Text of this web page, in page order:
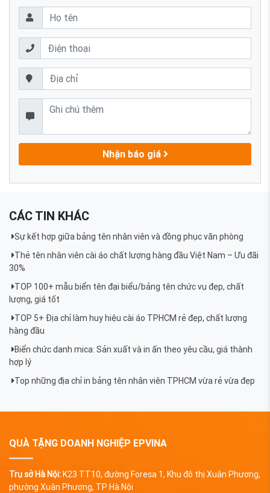
Nhận báo giá
CÁC TIN KHÁC
Sự kết hợp giữa bảng tên nhân viên và đồng phục văn phòng
Thẻ tên nhân viên cài áo chất lượng hàng đầu Việt Nam – Ưu đãi
30%
TOP 100+ mẫu biển tên đại biểu/bảng tên chức vụ đẹp, chất
lượng, giá tốt
TOP 5+ Địa chỉ làm huy hiệu cài áo TPHCM rẻ đẹp, chất lượng
hàng đầu
Biển chức danh mica: Sản xuất và in ấn theo yêu cầu, giá thành
hợp lý
Top những địa chỉ in bảng tên nhân viên TPHCM vừa rẻ vừa đẹp
QUÀ TẶNG DOANH NGHIỆP EPVINA
Trụ sở Hà Nội:K23 TT10, đường Foresa 1, Khu đô thị Xuân Phương,
phường Xuân Phương, TP Hà Nội